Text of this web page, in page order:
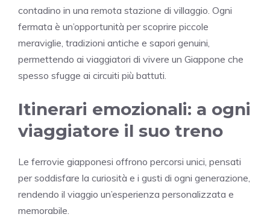
contadino in una remota stazione di villaggio. Ogni
fermata è un’opportunità per scoprire piccole
meraviglie, tradizioni antiche e sapori genuini,
permettendo ai viaggiatori di vivere un Giappone che
spesso sfugge ai circuiti più battuti.
Itinerari emozionali: a ogni
viaggiatore il suo treno
Le ferrovie giapponesi offrono percorsi unici, pensati
per soddisfare la curiosità e i gusti di ogni generazione,
rendendo il viaggio un’esperienza personalizzata e
memorabile.